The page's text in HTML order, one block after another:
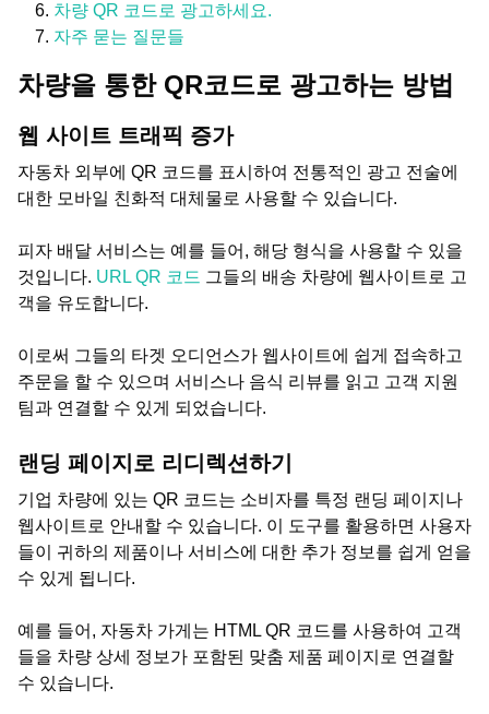
차량 QR 코드로 광고하세요.
자주 묻는 질문들
차량을 통한 QR코드로 광고하는 방법
웹 사이트 트래픽 증가
자동차 외부에 QR 코드를 표시하여 전통적인 광고 전술에
대한 모바일 친화적 대체물로 사용할 수 있습니다.
피자 배달 서비스는 예를 들어, 해당 형식을 사용할 수 있을
것입니다. URL QR 코드 그들의 배송 차량에 웹사이트로 고
객을 유도합니다.
이로써 그들의 타겟 오디언스가 웹사이트에 쉽게 접속하고
주문을 할 수 있으며 서비스나 음식 리뷰를 읽고 고객 지원
팀과 연결할 수 있게 되었습니다.
랜딩 페이지로 리디렉션하기
기업 차량에 있는 QR 코드는 소비자를 특정 랜딩 페이지나
웹사이트로 안내할 수 있습니다. 이 도구를 활용하면 사용자
들이 귀하의 제품이나 서비스에 대한 추가 정보를 쉽게 얻을
수 있게 됩니다.
예를 들어, 자동차 가게는 HTML QR 코드를 사용하여 고객
들을 차량 상세 정보가 포함된 맞춤 제품 페이지로 연결할
수 있습니다.